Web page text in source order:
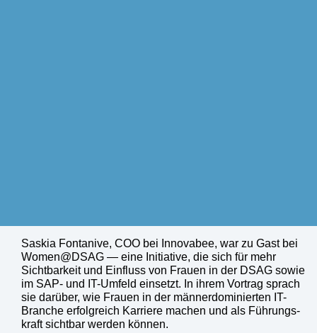
Saskia Fon­ta­ni­ve, COO bei Inno­v­a­bee, war zu Gast bei
Women@DSAG — eine Initia­ti­ve, die sich für mehr
Sicht­bar­keit und Ein­fluss von Frau­en in der DSAG sowie
im SAP- und IT-Umfeld ein­setzt. In ihrem Vor­trag sprach
sie dar­über, wie Frau­en in der män­ner­do­mi­nier­ten IT-
Bran­che erfolg­reich Kar­rie­re machen und als Füh­rungs­
kraft sicht­bar wer­den kön­nen.